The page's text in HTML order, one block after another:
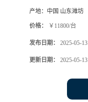
产地： 中国 山东潍坊
价格： ￥11800/台
发布日期： 2025-05-13
更新日期： 2025-05-13